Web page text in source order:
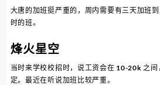
大唐的加班挺严重的，周内需要有三天加班
时的班。
烽火星空
当时来学校校招时，说工资会在 10-20k 之
定。最近在听说加班比较严重。